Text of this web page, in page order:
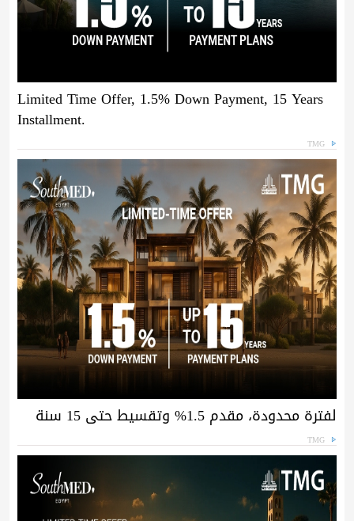
Limited Time Offer, 1.5% Down Payment, 15 Years
Installment.
TMG
لفترة محدودة، مقدم 1.5% وتقسيط حتى 15 سنة
TMG